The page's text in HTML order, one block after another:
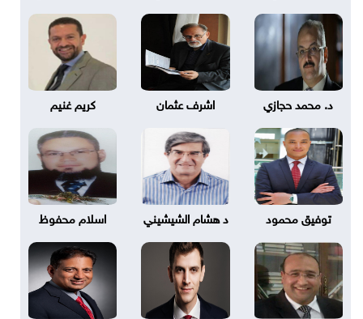
د. محمد حجازي اشرف عثمان كريم غنيم
توفيق محمود د هشام الشيشيني اسلام محفوظ